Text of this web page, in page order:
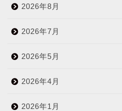
2026年8月
2026年7月
2026年5月
2026年4月
2026年1月